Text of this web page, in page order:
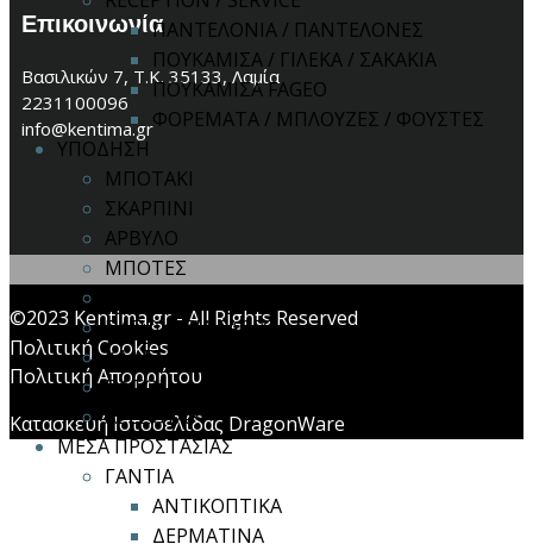
ΠΑΝΤΕΛΟΝΙΑ / ΠΑΝΤΕΛΟΝΕΣ
ΠΟΥΚΑΜΙΣΑ / ΓΙΛΕΚΑ / ΣΑΚΑΚΙΑ
ΠΟΥΚΑΜΙΣΑ FAGEO
ΦΟΡΕΜΑΤΑ / ΜΠΛΟΥΖΕΣ / ΦΟΥΣΤΕΣ
ΥΠΟΔΗΣΗ
ΜΠΟΤΑΚΙ
ΣΚΑΡΠΙΝΙ
ΑΡΒΥΛΟ
ΜΠΟΤΕΣ
ΠΑΠΟΥΤΣΙΑ FAGEO
ΚΑΛΤΣΕΣ
ΠΑΤΟΙ
ΑΞΕΣΟΥΑΡ
ΜΕΣΑ ΠΡΟΣΤΑΣΙΑΣ
ΓΑΝΤΙΑ
ΑΝΤΙΚΟΠΤΙΚΑ
ΔΕΡΜΑΤΙΝΑ
Επικοινωνία
Βασιλικών 7, Τ.Κ. 35133, Λαμία
2231100096
info@kentima.gr
©2023 Kentima.gr - All Rights Reserved
Πολιτική Cookies
Πολιτική Απορρήτου
Κατασκευή Ιστοσελίδας DragonWare